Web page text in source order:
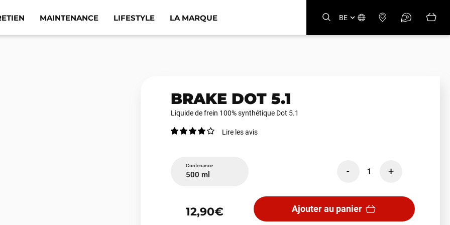
MAINTENANCE LIFESTYLE LA MARQUE BE
BRAKE DOT 5.1
Liquide de frein 100% synthétique Dot 5.1
Lire les avis
Contenance
500 ml - 1 +
12,90€ Ajouter au panier